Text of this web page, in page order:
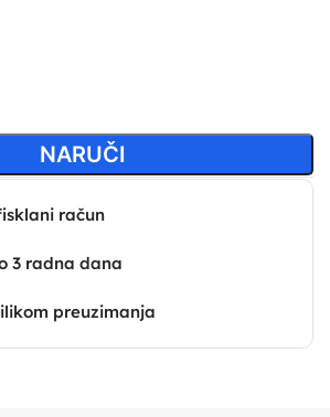
NARUČI
račun
3 radna dana
preuzimanja